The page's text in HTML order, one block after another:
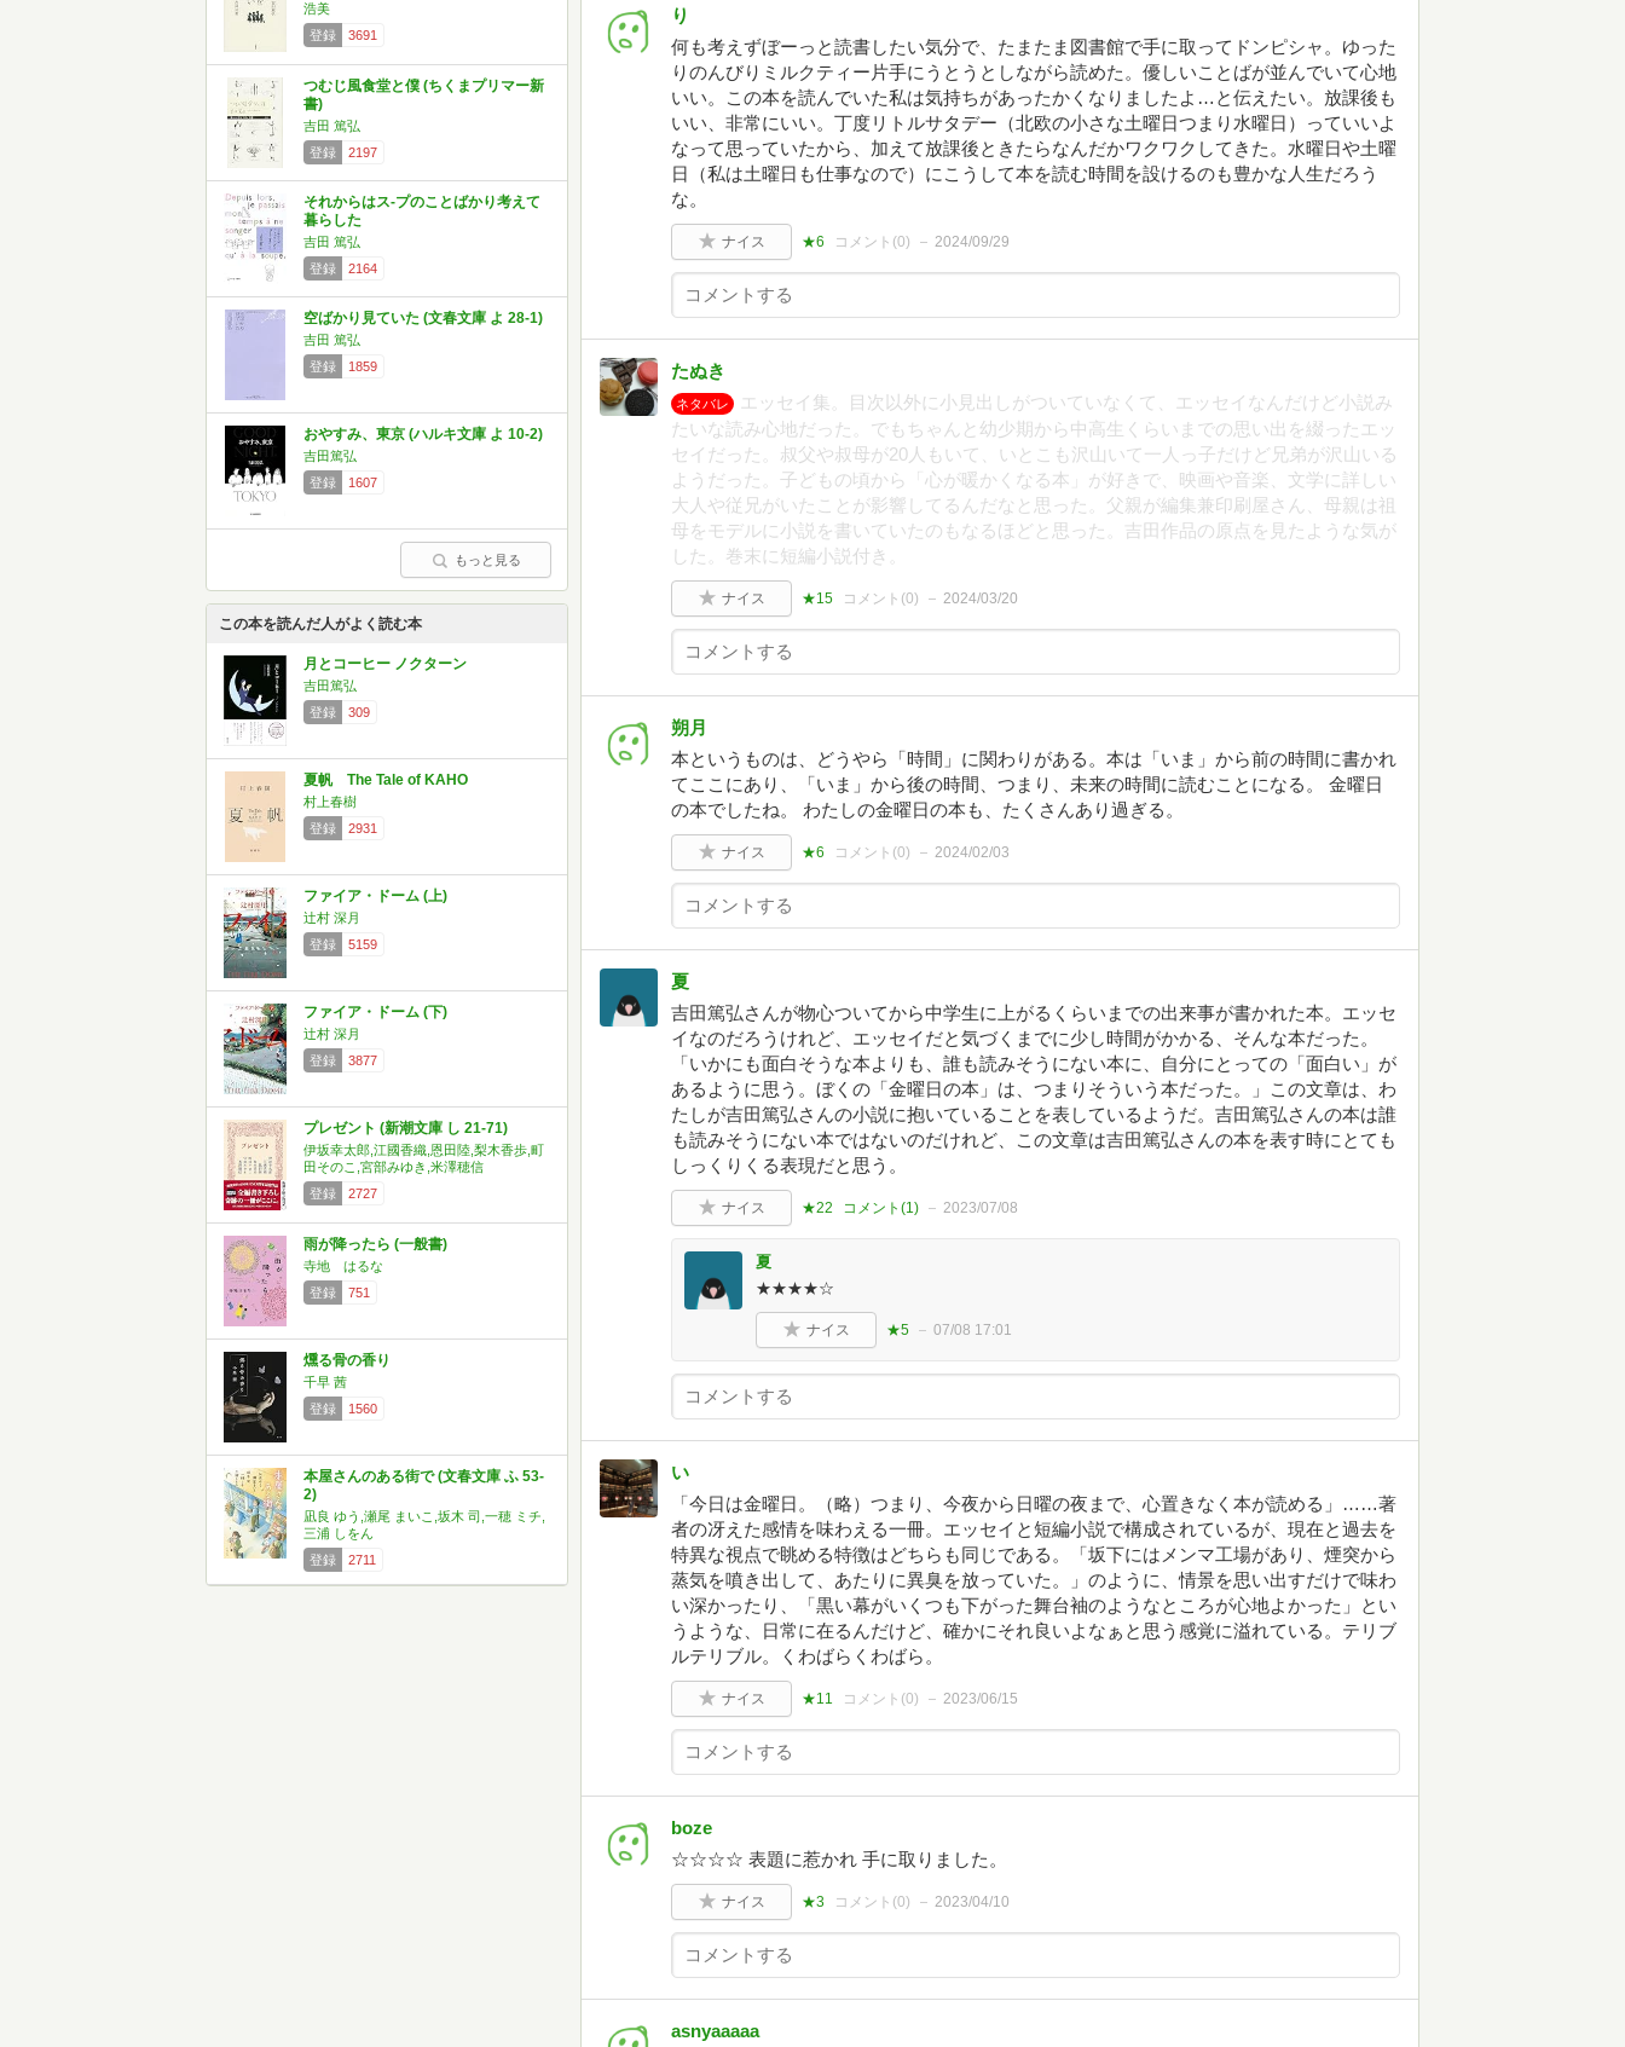
浩美
登録
3691
つむじ風食堂と僕 (ちくまプリマー新
書)
吉田 篤弘
登録
2197
それからはス-プのことばかり考えて
暮らした
吉田 篤弘
登録
2164
空ばかり見ていた (文春文庫 よ 28-1)
吉田 篤弘
登録
1859
おやすみ、東京 (ハルキ文庫 よ 10-2)
吉田篤弘
登録
1607
もっと見る
この本を読んだ人がよく読む本
月とコーヒー ノクターン
吉田篤弘
登録
309
夏帆 The Tale of KAHO
村上春樹
登録
2931
ファイア・ドーム (上)
辻村 深月
登録
5159
ファイア・ドーム (下)
辻村 深月
登録
3877
プレゼント (新潮文庫 し 21-71)
伊坂幸太郎,江國香織,恩田陸,梨木香歩,町
田そのこ,宮部みゆき,米澤穂信
登録
2727
雨が降ったら (一般書)
寺地 はるな
登録
751
燻る骨の香り
千早 茜
登録
1560
本屋さんのある街で (文春文庫 ふ 53-
2)
凪良 ゆう,瀬尾 まいこ,坂木 司,一穂 ミチ,
三浦 しをん
登録
2711
り
何も考えずぼーっと読書したい気分で、たまたま図書館で手に取ってドンピシャ。ゆった
りのんびりミルクティー片手にうとうとしながら読めた。優しいことばが並んでいて心地
いい。この本を読んでいた私は気持ちがあったかくなりましたよ…と伝えたい。放課後も
いい、非常にいい。丁度リトルサタデー（北欧の小さな土曜日つまり水曜日）っていいよ
なって思っていたから、加えて放課後ときたらなんだかワクワクしてきた。水曜日や土曜
日（私は土曜日も仕事なので）にこうして本を読む時間を設けるのも豊かな人生だろう
な。
ナイス ★6 コメント(0) 2024/09/29
たぬき
ネタバレ
エッセイ集。目次以外に小見出しがついていなくて、エッセイなんだけど小説み
たいな読み心地だった。でもちゃんと幼少期から中高生くらいまでの思い出を綴ったエッ
セイだった。叔父や叔母が20人もいて、いとこも沢山いて一人っ子だけど兄弟が沢山いる
ようだった。子どもの頃から「心が暖かくなる本」が好きで、映画や音楽、文学に詳しい
大人や従兄がいたことが影響してるんだなと思った。父親が編集兼印刷屋さん、母親は祖
母をモデルに小説を書いていたのもなるほどと思った。吉田作品の原点を見たような気が
した。巻末に短編小説付き。
ナイス ★15 コメント(0) 2024/03/20
朔月
本というものは、どうやら「時間」に関わりがある。本は「いま」から前の時間に書かれ
てここにあり、「いま」から後の時間、つまり、未来の時間に読むことになる。 金曜日
の本でしたね。 わたしの金曜日の本も、たくさんあり過ぎる。
ナイス ★6 コメント(0) 2024/02/03
夏
吉田篤弘さんが物心ついてから中学生に上がるくらいまでの出来事が書かれた本。エッセ
イなのだろうけれど、エッセイだと気づくまでに少し時間がかかる、そんな本だった。
「いかにも面白そうな本よりも、誰も読みそうにない本に、自分にとっての「面白い」が
あるように思う。ぼくの「金曜日の本」は、つまりそういう本だった。」この文章は、わ
たしが吉田篤弘さんの小説に抱いていることを表しているようだ。吉田篤弘さんの本は誰
も読みそうにない本ではないのだけれど、この文章は吉田篤弘さんの本を表す時にとても
しっくりくる表現だと思う。
ナイス ★22 コメント(1) 2023/07/08
夏
★★★★☆
ナイス ★5 07/08 17:01
い
「今日は金曜日。（略）つまり、今夜から日曜の夜まで、心置きなく本が読める」……著
者の冴えた感情を味わえる一冊。エッセイと短編小説で構成されているが、現在と過去を
特異な視点で眺める特徴はどちらも同じである。「坂下にはメンマ工場があり、煙突から
蒸気を噴き出して、あたりに異臭を放っていた。」のように、情景を思い出すだけで味わ
い深かったり、「黒い幕がいくつも下がった舞台袖のようなところが心地よかった」とい
うような、日常に在るんだけど、確かにそれ良いよなぁと思う感覚に溢れている。テリブ
ルテリブル。くわばらくわばら。
ナイス ★11 コメント(0) 2023/06/15
boze
☆☆☆☆ 表題に惹かれ 手に取りました。
ナイス ★3 コメント(0) 2023/04/10
asnyaaaaa